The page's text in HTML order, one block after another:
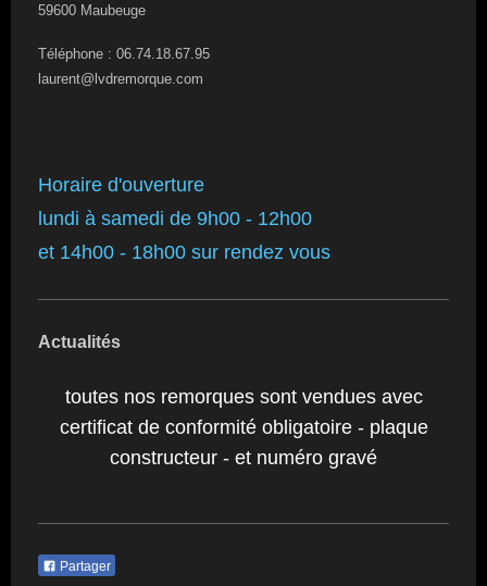
59600 Maubeuge
Téléphone : 06.74.18.67.95
laurent@lvdremorque.com
Horaire d'ouverture
lundi à samedi de 9h00 - 12h00
et 14h00 - 18h00 sur rendez vous
Actualités
toutes nos remorques sont vendues avec
certificat de conformité obligatoire - plaque
constructeur - et numéro gravé
Partager